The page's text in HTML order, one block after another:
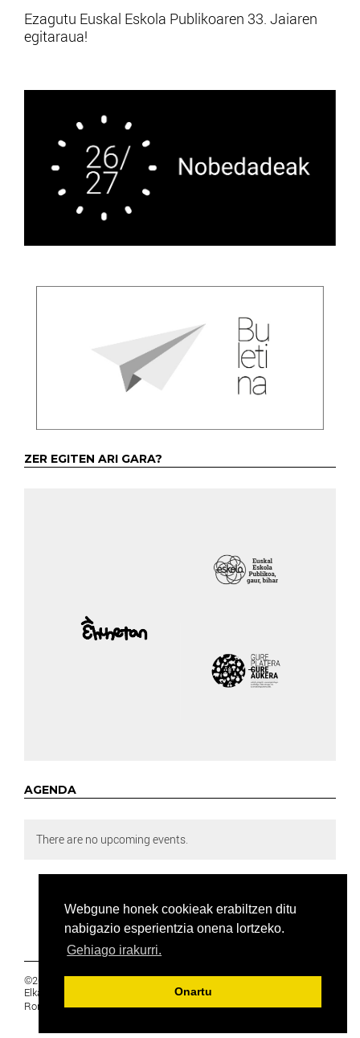
Webgune honek cookieak erabiltzen ditu
nabigazio esperientzia onena lortzeko.
Gehiago irakurri.
Onartu
Ezagutu Euskal Eskola Publikoaren 33. Jaiaren
egitaraua!
ZER EGITEN ARI GARA?
AGENDA
There are no upcoming events.
©2019 Euskal Herriko Ikasleen Gurasoen
Elkartea -
Ronda 27, 1 Ezk, 48005 Bilbao, Bizkaia